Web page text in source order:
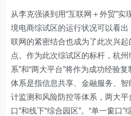
从李克强谈到用“互联网＋外贸”实
境电商综试区的运行状况可以看
联网的紧密结合也成为了此次兴
点。作为此次综试区的标杆，杭州
系”和“两大平台”将作为成功经验
体系是指信息共享、金融服务、
计监测和风险防控等体系，两大平
口”和线下“综合园区”。“单一窗口